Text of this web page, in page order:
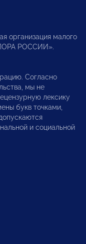
организация малого
РОССИИ».
Согласно
мы не
лексику
букв точками,
и социальной